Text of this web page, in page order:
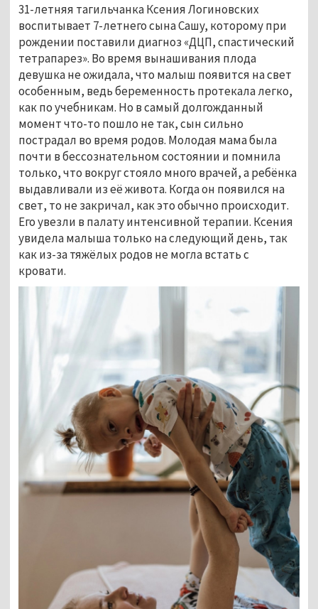
31-летняя тагильчанка Ксения Логиновских
воспитывает 7-летнего сына Сашу, которому при
рождении поставили диагноз «ДЦП, спастический
тетрапарез». Во время вынашивания плода
девушка не ожидала, что малыш появится на свет
особенным, ведь беременность протекала легко,
как по учебникам. Но в самый долгожданный
момент что-то пошло не так, сын сильно
пострадал во время родов. Молодая мама была
почти в бессознательном состоянии и помнила
только, что вокруг стояло много врачей, а ребёнка
выдавливали из её живота. Когда он появился на
свет, то не закричал, как это обычно происходит.
Его увезли в палату интенсивной терапии. Ксения
увидела малыша только на следующий день, так
как из-за тяжёлых родов не могла встать с
кровати.